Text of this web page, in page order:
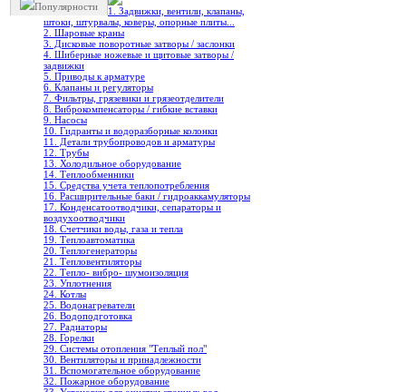
Популярности
1. Задвижки, вентили, клапаны,
штоки, штурвалы, коверы, опорные плиты...
2. Шаровые краны
3. Дисковые поворотные затворы / заслонки
4. Шиберные ножевые и щитовые затворы /
задвижки
5. Приводы к арматуре
6. Клапаны и регуляторы
7. Фильтры, грязевики и грязеотделители
8. Виброкомпенсаторы / гибкие вставки
9. Насосы
10. Гидранты и водоразборные колонки
11. Детали трубопроводов и арматуры
12. Трубы
13. Холодильное oборудование
14. Теплообменники
15. Средства учета теплопотребления
16. Расширительные баки / гидроаккамуляторы
17. Конденсатоотводчики, сепараторы и
воздухоотводчики
18. Счетчики воды, газа и тепла
19. Теплоавтоматика
20. Теплогенераторы
21. Тепловентиляторы
22. Тепло- вибро- шумоизоляция
23. Уплотнения
24. Котлы
25. Водонагреватели
26. Водоподготовка
27. Радиаторы
28. Горелки
29. Системы отопления "Теплый пол"
30. Вентиляторы и принадлежности
31. Вспомогательное оборудование
32. Пожарное оборудование